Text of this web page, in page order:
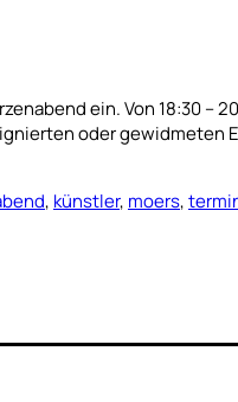
ein. Von 18:30 –
oder gewidmeten
, künstler, moers,